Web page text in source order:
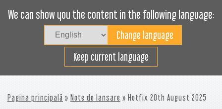
We can show you the content in the following language:
Keep current language
Încarcă eficient
Pagina principală » Note de lansare » Hotfix 20th August 2025